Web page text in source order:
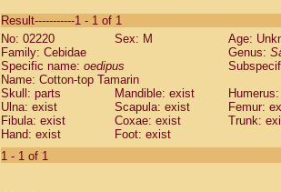
CebidaeSaguinus labiatus(0)
Cebidae Saguinus leucopus (0)
Cebidae
CebidaeSaguinus mystax
Cebidae Saguinus nigricollis (0)
Cebidae Saguinus oedipus
Cebidae Saguinus weddelli
Cebidae Saguinusspp.
Cebidae
Result-----------1 - 1 of 1
No: 02220
Sex: M
Age:
Family: Cebidae
Genus:
Specific name: oedipus
Name: Cotton-top Tamarin
Skull: parts
Mandible: exist
Ulna: exist
Scapula: exist
Femur:
Fibula: exist
Coxae: exist
Trunk:
Hand: exist
Foot: exist
1 - 1 of 1